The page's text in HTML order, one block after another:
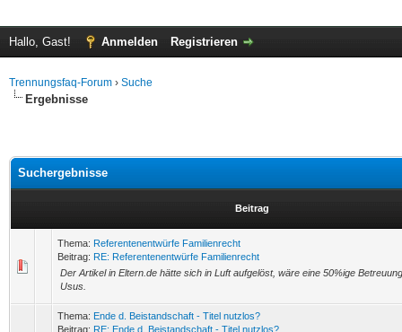
Hallo, Gast! Anmelden Registrieren
Trennungsfaq-Forum › Suche
Ergebnisse
Suchergebnisse
Beitrag
Thema: Referentenentwürfe Familienrecht
Beitrag: RE: Referentenentwürfe Familienrecht
Der Artikel in Eltern.de hätte sich in Luft aufgelöst, wäre eine 50%ige
Usus.
Thema: Ende d. Beistandschaft - Titel nutzlos?
Beitrag: RE: Ende d. Beistandschaft - Titel nutzlos?